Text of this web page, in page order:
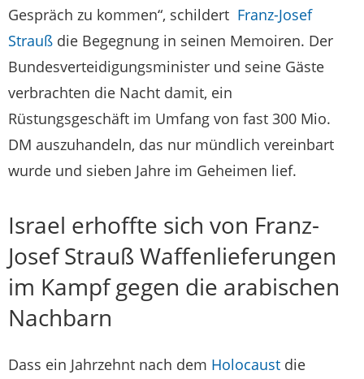
Gespräch zu kommen“, schildert Franz-Josef
Strauß die Begegnung in seinen Memoiren. Der
Bundesverteidigungsminister und seine Gäste
verbrachten die Nacht damit, ein
Rüstungsgeschäft im Umfang von fast 300 Mio.
DM auszuhandeln, das nur mündlich vereinbart
wurde und sieben Jahre im Geheimen lief.
Israel erhoffte sich von Franz-
Josef Strauß Waffenlieferungen
im Kampf gegen die arabischen
Nachbarn
Dass ein Jahrzehnt nach dem Holocaust die